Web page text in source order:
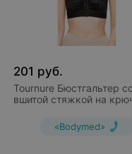
201 руб.
Tournure Бюстгальтер
вшитой стяжкой на
«Bodymed»